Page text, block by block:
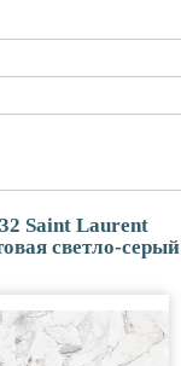
Saint Laurent
светло-серый